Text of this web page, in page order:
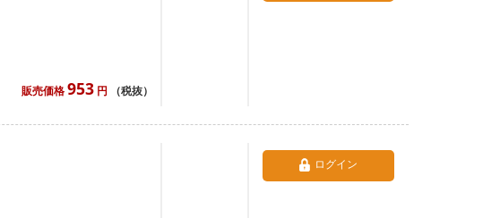
販売価格 953 円 （税抜）
ログイン